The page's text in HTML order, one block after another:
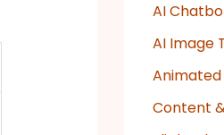
AI
AI Image
Content